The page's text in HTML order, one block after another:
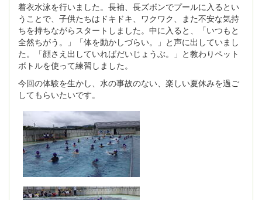
着衣水泳を行いました。長袖、長ズボンでプールに入るとい
うことで、子供たちはドキドキ、ワクワク、また不安な気持
ちを持ちながらスタートしました。中に入ると、「いつもと
全然ちがう。」「体を動かしづらい。」と声に出していまし
た。「顔さえ出していればだいじょうぶ。」と教わりペット
ボトルを使って練習しました。
今回の体験を生かし、水の事故のない、楽しい夏休みを過ご
してもらいたいです。